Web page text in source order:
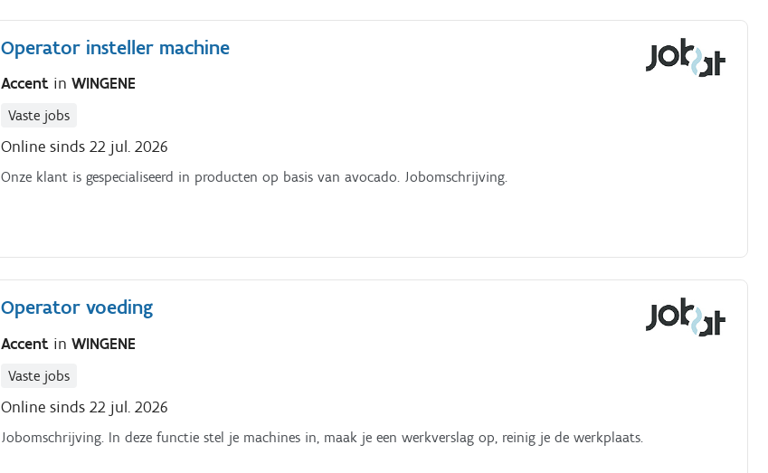
Operator insteller machine
Accent inWINGENE
Vaste jobs
Online sinds 22 jul. 2026
Onze klant is gespecialiseerd in producten op basis van avocado. Jobomschrijving.
Operator voeding
Accent inWINGENE
Vaste jobs
Online sinds 22 jul. 2026
Jobomschrijving. In deze functie stel je machines in, maak je een werkverslag op, reinig je de werkplaats.